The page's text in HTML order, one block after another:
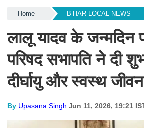
Home BIHAR LOCAL NEWS
लालू यादव के जन्मदिन
परिषद सभापति ने दी
दीर्घायु और स्वस्थ
By Upasana Singh Jun 11, 2026, 19:21